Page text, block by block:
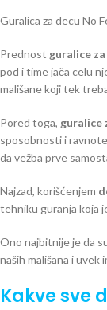
Guralica za decu No
Prednost guralice
pod i time jača celu
mališane koji tek
Pored toga, guralice
sposobnosti i
da vežba prve
Najzad, korišćenjem
tehniku guranja koja
Ono najbitnije je da
naših mališana i uvek
Kakve sve